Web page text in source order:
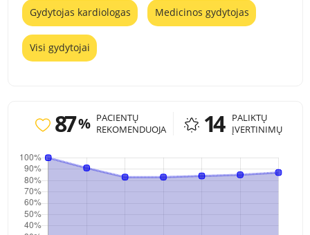
Gydytojas kardiologas Medicinos gydytojas
Visi gydytojai
87 % PACIENTŲ
REKOMENDUOJA
14
PALIKTŲ
ĮVERTINIMŲ